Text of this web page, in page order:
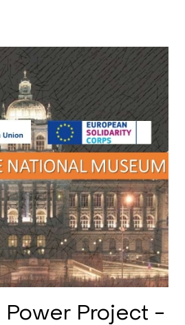
нами связаться,
нас:
Power Project -